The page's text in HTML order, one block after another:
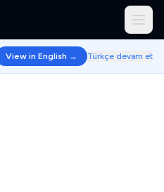
View in English → Türkçe devam et